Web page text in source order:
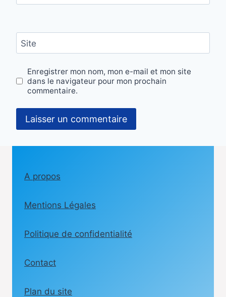
Site
Enregistrer mon nom, mon e-mail et mon site
dans le navigateur pour mon prochain
commentaire.
A propos
Mentions Légales
Politique de confidentialité
Contact
Plan du site